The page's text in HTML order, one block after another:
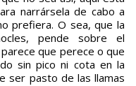
narrársela de cabo a
prefiera. O sea, que la
pende sobre el
que perece o que
sin pico ni cota en la
ser pasto de las llamas